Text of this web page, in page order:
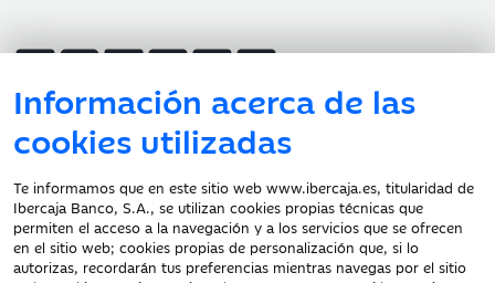
Información acerca de las
cookies utilizadas
Te informamos que en este sitio web www.ibercaja.es, titularidad de
Ibercaja Banco, S.A., se utilizan cookies propias técnicas que
permiten el acceso a la navegación y a los servicios que se ofrecen
en el sitio web; cookies propias de personalización que, si lo
autorizas, recordarán tus preferencias mientras navegas por el sitio
Atención al cliente
Documentación a clientes
Aviso Legal